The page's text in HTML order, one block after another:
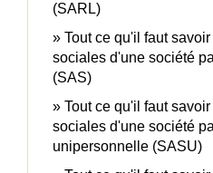
(SARL)
Tout ce qu'il faut
sociales d'une société
(SAS)
Tout ce qu'il faut
sociales d'une société
unipersonnelle (SASU)